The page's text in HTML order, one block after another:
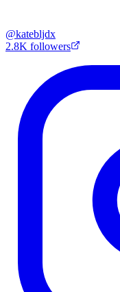
@katebljdx
2.8K followers